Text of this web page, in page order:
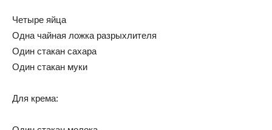
Четыре яйца
Одна чайная ложка разрыхлителя
Один стакан сахара
Один стакан муки
Для крема: